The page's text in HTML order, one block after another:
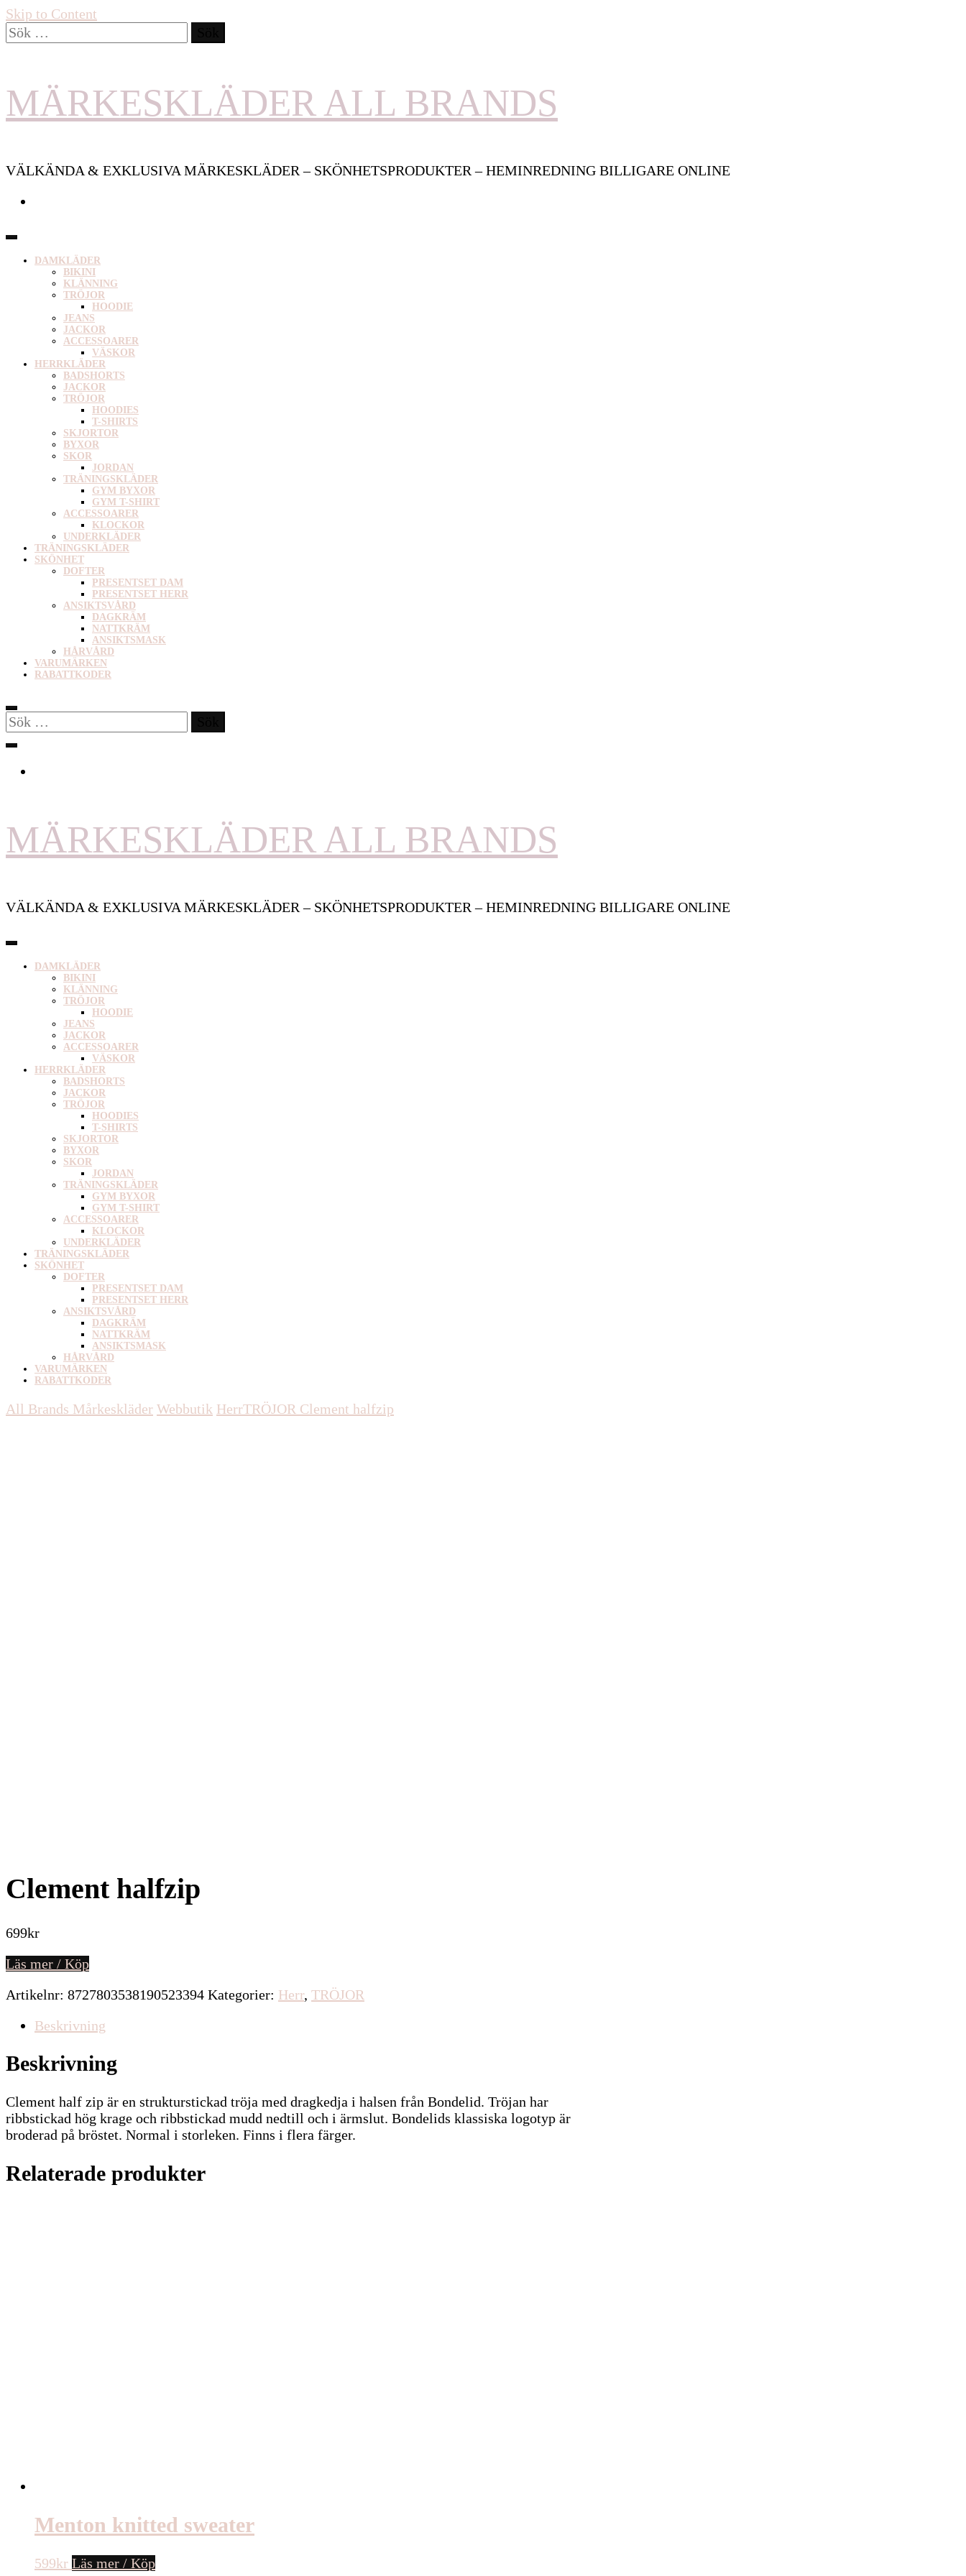
Skip to Content
Sök
efter:
MÄRKESKLÄDER ALL BRANDS
VÄLKÄNDA & EXKLUSIVA MÄRKESKLÄDER – SKÖNHETSPRODUKTER – HEMINREDNING BILLIGARE ONLINE
DAMKLÄDER
BIKINI
KLÄNNING
TRÖJOR
HOODIE
JEANS
JACKOR
ACCESSOARER
VÄSKOR
HERRKLÄDER
BADSHORTS
JACKOR
TRÖJOR
HOODIES
T-SHIRTS
SKJORTOR
BYXOR
SKOR
JORDAN
TRÄNINGSKLÄDER
GYM BYXOR
GYM T-SHIRT
ACCESSOARER
KLOCKOR
UNDERKLÄDER
TRÄNINGSKLÄDER
SKÖNHET
DOFTER
PRESENTSET DAM
PRESENTSET HERR
ANSIKTSVÅRD
DAGKRÄM
NATTKRÄM
ANSIKTSMASK
HÅRVÅRD
VARUMÄRKEN
RABATTKODER
Sök
efter:
MÄRKESKLÄDER ALL BRANDS
VÄLKÄNDA & EXKLUSIVA MÄRKESKLÄDER – SKÖNHETSPRODUKTER – HEMINREDNING BILLIGARE ONLINE
DAMKLÄDER
BIKINI
KLÄNNING
TRÖJOR
HOODIE
JEANS
JACKOR
ACCESSOARER
VÄSKOR
HERRKLÄDER
BADSHORTS
JACKOR
TRÖJOR
HOODIES
T-SHIRTS
SKJORTOR
BYXOR
SKOR
JORDAN
TRÄNINGSKLÄDER
GYM BYXOR
GYM T-SHIRT
ACCESSOARER
KLOCKOR
UNDERKLÄDER
TRÄNINGSKLÄDER
SKÖNHET
DOFTER
PRESENTSET DAM
PRESENTSET HERR
ANSIKTSVÅRD
DAGKRÄM
NATTKRÄM
ANSIKTSMASK
HÅRVÅRD
VARUMÄRKEN
RABATTKODER
All Brands Mårkeskläder Webbutik HerrTRÖJOR Clement halfzip
Clement halfzip
699kr
Läs mer / Köp
Artikelnr: 8727803538190523394 Kategorier: Herr, TRÖJOR
Beskrivning
Beskrivning
Clement half zip är en strukturstickad tröja med dragkedja i halsen från Bondelid. Tröjan har
ribbstickad hög krage och ribbstickad mudd nedtill och i ärmslut. Bondelids klassiska logotyp är
broderad på bröstet. Normal i storleken. Finns i flera färger.
Relaterade produkter
Menton knitted sweater
599kr Läs mer / Köp